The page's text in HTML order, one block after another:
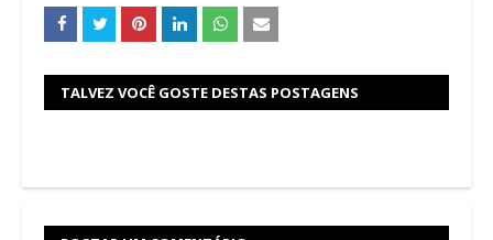
TALVEZ VOCÊ GOSTE DESTAS POSTAGENS